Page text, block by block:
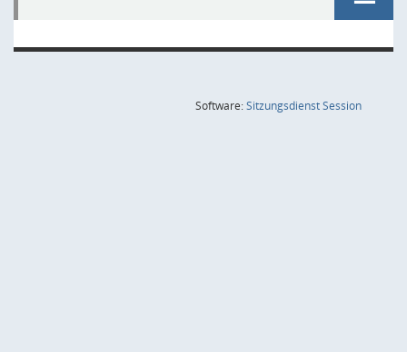
Software:SitzungsdienstSession(Wird in